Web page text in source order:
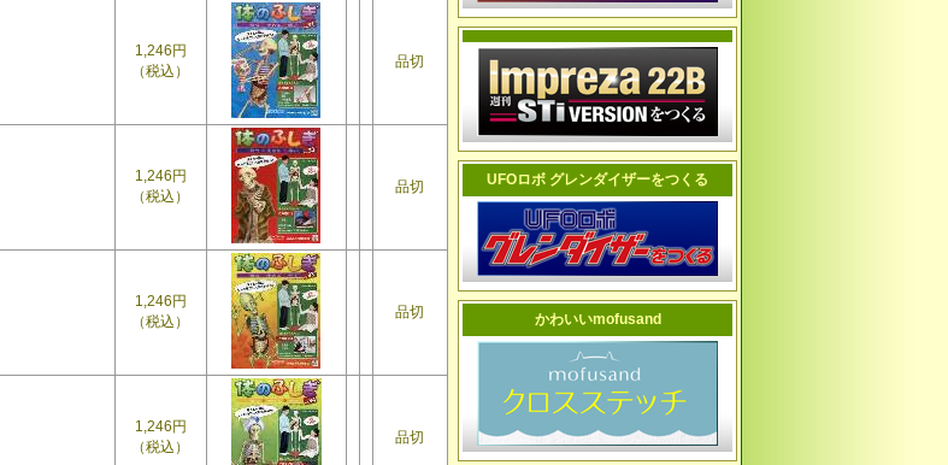
1,246円
（税込）
品切
1,246円
（税込）
品切
1,246円
（税込）
品切
1,246円
（税込）
品切
UFOロボ グレンダイザーをつくる
かわいいmofusand